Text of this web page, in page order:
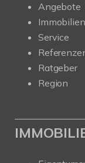
Angebote
Service
Ratgeber
Region